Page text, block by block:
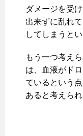
ダメージを受
出来ずに乱れ
してしまうとい
もう一つ考え
は、血液がド
ているという
あると考えられ